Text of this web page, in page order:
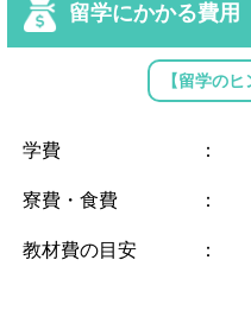
留学にかかる費用
【留学の
学費 ：
寮費・食費 ：
教材費の目安 ：